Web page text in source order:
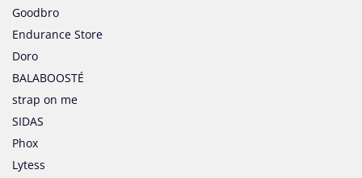
Goodbro
Endurance Store
Doro
BALABOOSTÉ
strap on me
SIDAS
Phox
Lytess